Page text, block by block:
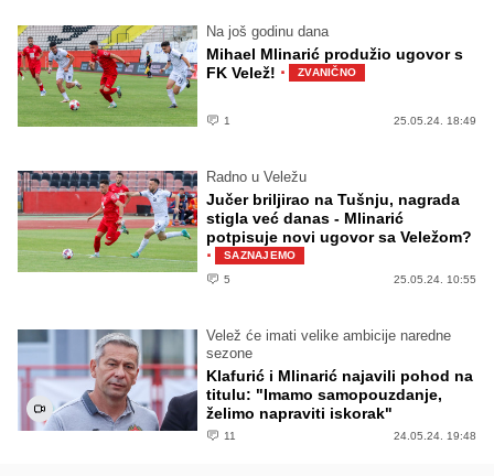
Na još godinu dana
Mihael Mlinarić produžio ugovor s
FK Velež! · ZVANIČNO
1 25.05.24. 18:49
Radno u Veležu
Jučer briljirao na Tušnju, nagrada
stigla već danas - Mlinarić
potpisuje novi ugovor sa Veležom?
·
SAZNAJEMO
5
25.05.24. 10:55
Velež će imati velike ambicije naredne
sezone
Klafurić i Mlinarić najavili pohod na
titulu: "Imamo samopouzdanje,
želimo napraviti iskorak"
11 24.05.24. 19:48